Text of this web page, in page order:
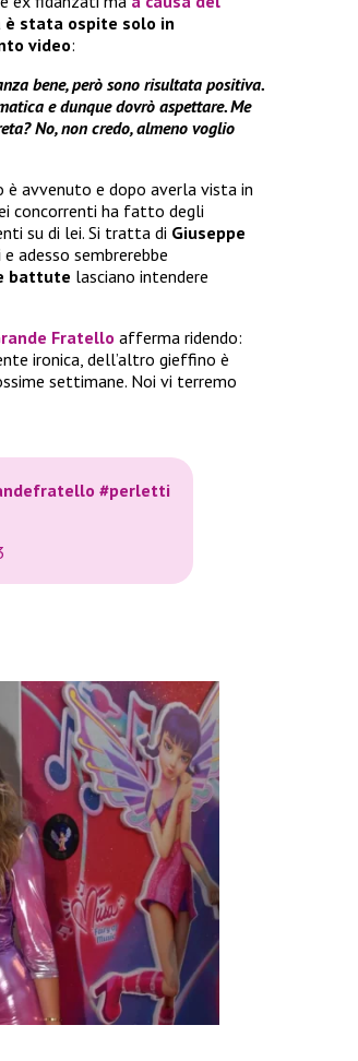
è stata ospite solo in
video:
bene, però sono risultata positiva.
e dunque dovrò aspettare. Me
No, non credo, almeno voglio
avvenuto e dopo averla vista in
concorrenti ha fatto degli
su di lei. Si tratta di Giuseppe
e adesso sembrerebbe
battute lasciano intendere
Fratello afferma ridendo:
ironica, dell’altro gieffino è
settimane. Noi vi terremo
#perletti